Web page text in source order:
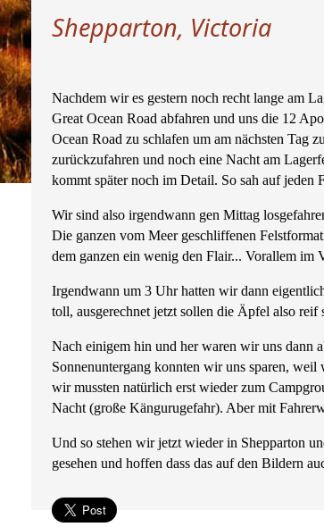
Shepparton, Victoria
Nachdem wir es gestern noch recht lange am
Great Ocean Road abfahren und uns die 12
Ocean Road zu schlafen um am nächsten Tag
zurückzufahren und noch eine Nacht am
kommt später noch im Detail. So sah auf jeden
Wir sind also irgendwann gen Mittag
Die ganzen vom Meer geschliffenen
dem ganzen ein wenig den Flair... Vorallem im
Irgendwann um 3 Uhr hatten wir dann
toll, ausgerechnet jetzt sollen die Äpfel also reif
Nach einigem hin und her waren wir uns dann
Sonnenuntergang konnten wir uns sparen,
wir mussten natürlich erst wieder zum
Nacht (große Kängurugefahr). Aber mit
Und so stehen wir jetzt wieder in Shepparton
gesehen und hoffen dass das auf den Bildern